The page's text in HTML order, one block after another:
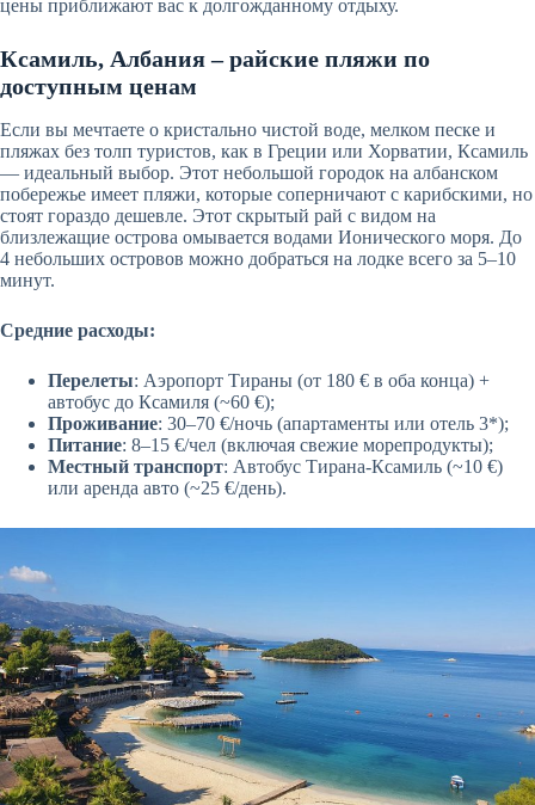
цены приближают вас к долгожданному отдыху.
Ксамиль, Албания – райские пляжи по
доступным ценам
Если вы мечтаете о кристально чистой воде, мелком песке и
пляжах без толп туристов, как в Греции или Хорватии, Ксамиль
— идеальный выбор. Этот небольшой городок на албанском
побережье имеет пляжи, которые соперничают с карибскими, но
стоят гораздо дешевле. Этот скрытый рай с видом на
близлежащие острова омывается водами Ионического моря. До
4 небольших островов можно добраться на лодке всего за 5–10
минут.
Средние расходы:
Перелеты: Аэропорт Тираны (от 180 € в оба конца) +
автобус до Ксамиля (~60 €);
Проживание: 30–70 €/ночь (апартаменты или отель 3*);
Питание: 8–15 €/чел (включая свежие морепродукты);
Местный транспорт: Автобус Тирана-Ксамиль (~10 €)
или аренда авто (~25 €/день).